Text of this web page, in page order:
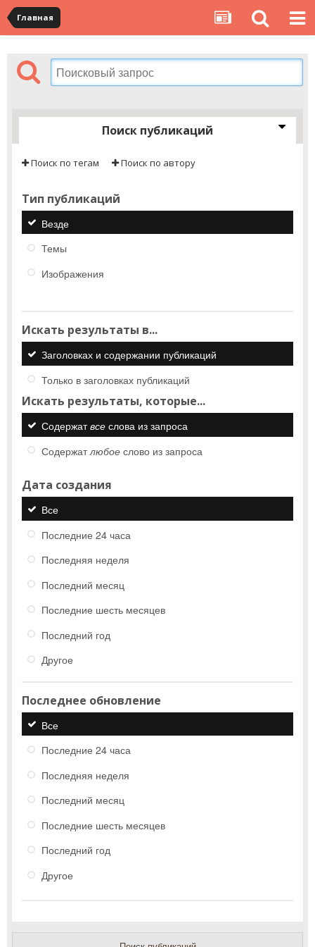
Главная
Поиск публикаций
Поиск по тегам Поиск по автору
Тип публикаций
Везде
Темы
Изображения
Искать результаты в...
Заголовках и содержании публикаций
Только в заголовках публикаций
Искать результаты, которые...
Содержатвсе слова из запроса
Содержатлюбое слово из запроса
Дата создания
Все
Последние 24 часа
Последняя неделя
Последний месяц
Последние шесть месяцев
Последний год
Другое
Последнее обновление
Все
Последние 24 часа
Последняя неделя
Последний месяц
Последние шесть месяцев
Последний год
Другое